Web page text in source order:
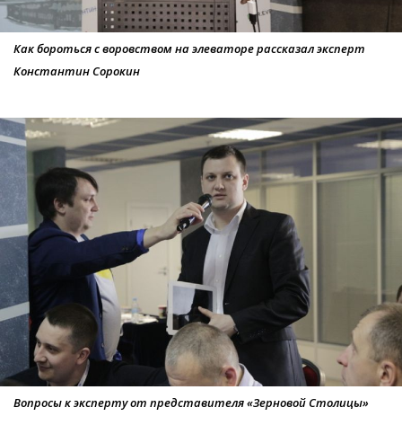
Как бороться с воровством на элеваторе рассказал эксперт
Константин Сорокин
Вопросы к эксперту от представителя «Зерновой Столицы»